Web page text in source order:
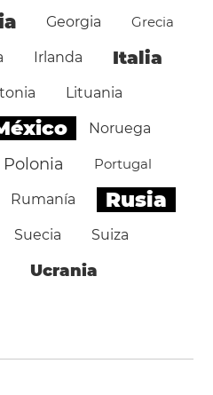
Georgia Grecia
Irlanda Italia
Lituania
Noruega
Polonia Portugal
Rumanía Rusia
Suecia Suiza
Ucrania